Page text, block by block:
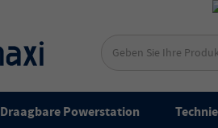
Draagbare Powerstation